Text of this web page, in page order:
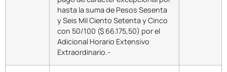
hasta la suma de Pesos Sesenta
y Seis Mil Ciento Setenta y Cinco
con 50/100 ($ 66.175,50) por el
Adicional Horario Extensivo
Extraordinario.-